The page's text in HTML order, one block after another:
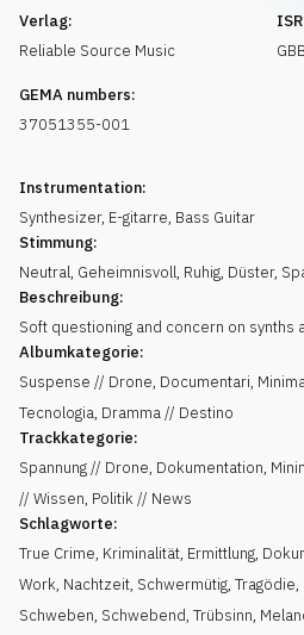
Verlag:
Reliable Source Music
GEMA numbers:
37051355-001
Instrumentation:
Synthesizer, E-gitarre, Bass Guitar
Stimmung:
Neutral, Geheimnisvoll, Ruhig, Düster,
Beschreibung:
Soft questioning and concern on synths
Albumkategorie:
Suspense // Drone, Documentari,
Tecnologia, Dramma // Destino
Trackkategorie:
Spannung // Drone, Dokumentation,
// Wissen, Politik // News
Schlagworte:
True Crime, Kriminalität, Ermittlung,
Work, Nachtzeit, Schwermütig, Tragödie,
Schweben, Schwebend, Trübsinn,